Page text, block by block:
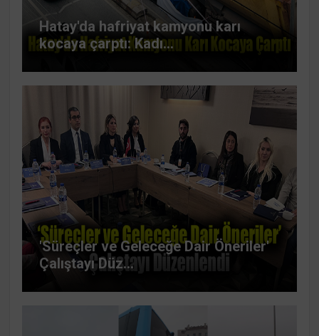
Hatay'da hafriyat kamyonu karı
kocaya çarptı: Kadı...
'Süreçler ve Geleceğe Dair Öneriler'
Çalıştayı Düz...